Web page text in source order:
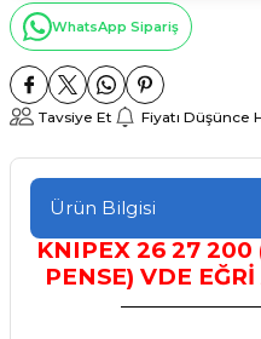
WhatsApp Sipariş
Tavsiye Et Fiyatı Düşünce
Ürün Bilgisi
KNIPEX 26 27 200
PENSE) VDE